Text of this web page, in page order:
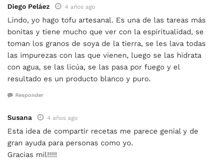
Diego Peláez 4 años ago
Lindo, yo hago tofu artesanal. Es una de las tareas más
bonitas y tiene mucho que ver con la espiritualidad, se
toman los granos de soya de la tierra, se les lava todas
las impurezas con las que vienen, luego se las hidrata
con agua, se las licúa, se las pasa por fuego y el
resultado es un producto blanco y puro.
Responder
Susana 4 años ago
Esta idea de compartir recetas me parece genial y de
gran ayuda para personas como yo.
Gracias mil!!!!!